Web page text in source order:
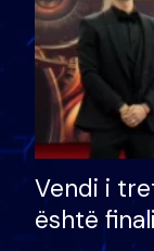
Vendi i
është